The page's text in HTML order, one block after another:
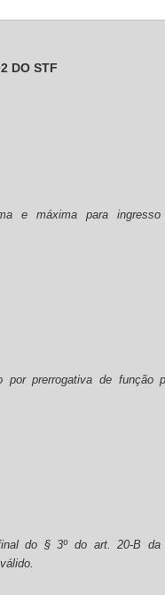
DO STF
e máxima para
por prerrogativa de função
do § 3º do art. 20-B da